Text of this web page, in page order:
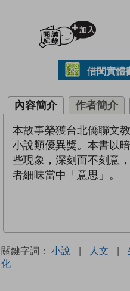
借閱實體
內容簡介 作者簡介
本故事榮獲台北僑聯文
小說類優異獎。本書以
些現象，深刻而不刻意
者細味當中「意思」。
關鍵字詞： 小說 | 人文 |
化